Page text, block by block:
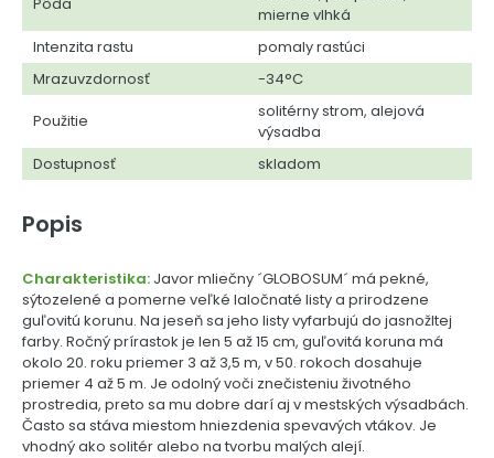
mierne vlhká
Intenzita rastu
pomaly rastúci
Mrazuvzdornosť
-34°C
Použitie
solitérny strom, alejová
výsadba
Dostupnosť
skladom
Popis
Charakteristika: Javor mliečny ´GLOBOSUM´ má pekné,
sýtozelené a pomerne veľké laločnaté listy a prirodzene
guľovitú korunu. Na jeseň sa jeho listy vyfarbujú do jasnožltej
farby. Ročný prírastok je len 5 až 15 cm, guľovitá koruna má
okolo 20. roku priemer 3 až 3,5 m, v 50. rokoch dosahuje
priemer 4 až 5 m. Je odolný voči znečisteniu životného
prostredia, preto sa mu dobre darí aj v mestských výsadbách.
Často sa stáva miestom hniezdenia spevavých vtákov. Je
vhodný ako solitér alebo na tvorbu malých alejí.